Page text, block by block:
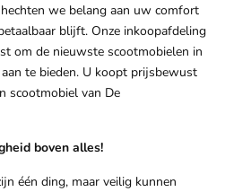
Zwolle
we belang aan uw comfort
blijft. Onze inkoopafdeling
om de nieuwste scootmobielen in
te bieden. U koopt prijsbewust
scootmobiel van De
boven alles!
één ding, maar veilig kunnen